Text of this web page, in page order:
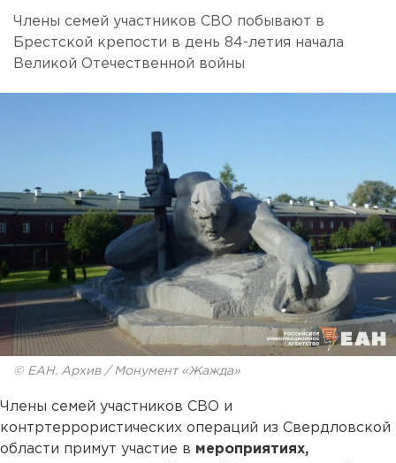
Члены семей участников СВО побывают в
Брестской крепости в день 84-летия начала
Великой Отечественной войны
© ЕАН. Архив / Монумент «Жажда»
Члены семей участников СВО и
контртеррористических операций из Свердловской
области примут участие в мероприятиях,